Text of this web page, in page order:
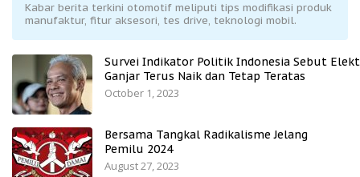
Kabar berita terkini otomotif meliputi tips modifikasi produk
manufaktur, fitur aksesori, tes drive, teknologi mobil.
Survei Indikator Politik Indonesia Sebut
Ganjar Terus Naik dan Tetap Teratas
October 1, 2023
Bersama Tangkal Radikalisme Jelang
Pemilu 2024
August 27, 2023